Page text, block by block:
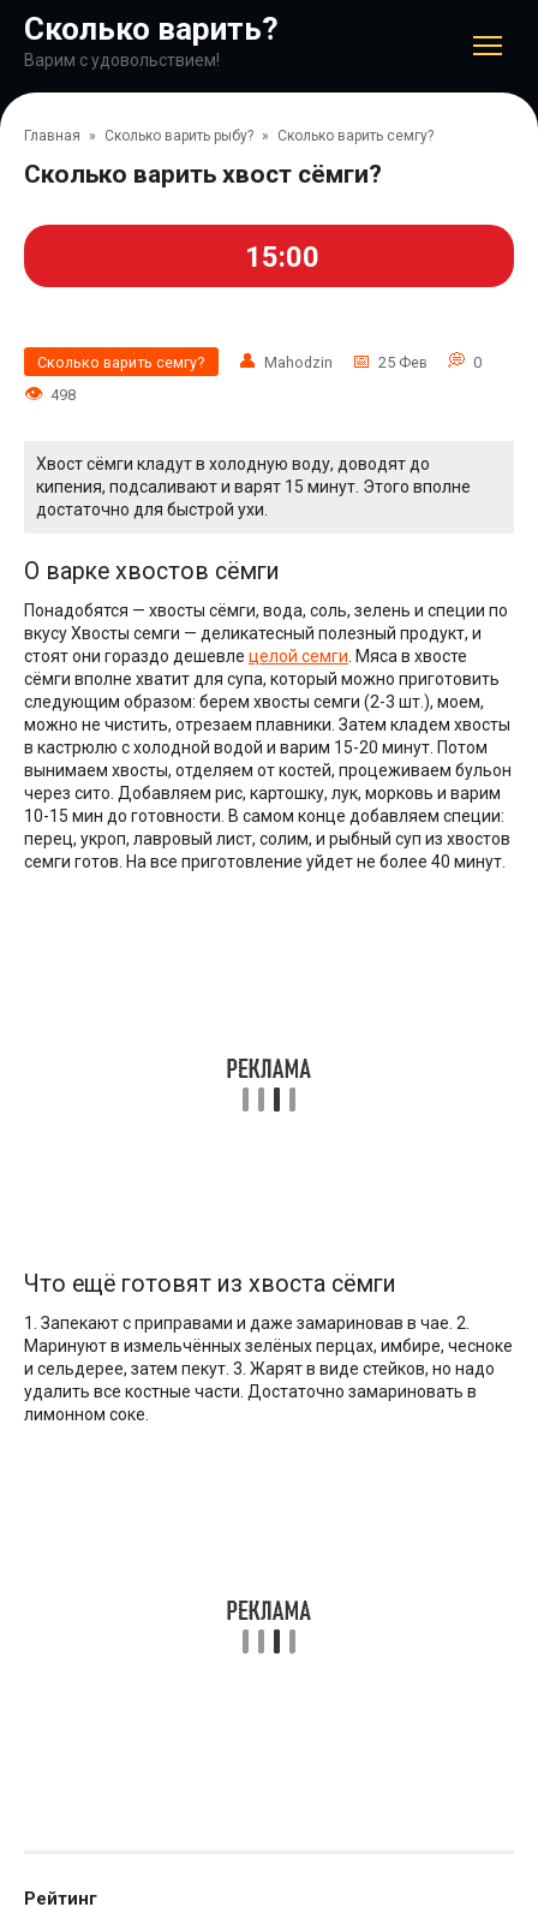
контенту
Сколько варить?
Варим с удовольствием!
Главная » Сколько варить рыбу? » Сколько варить семгу?
Сколько варить хвост сёмги?
15:00
Сколько варить семгу? Mahodzin 25 Фев
0
498
Хвост сёмги кладут в холодную воду, доводят до
кипения, подсаливают и варят 15 минут. Этого вполне
достаточно для быстрой ухи.
О варке хвостов сёмги
Понадобятся — хвосты сёмги, вода, соль, зелень и специи по
вкусу Хвосты семги — деликатесный полезный продукт, и
стоят они гораздо дешевле целой семги . Мяса в хвосте
сёмги вполне хватит для супа, который можно приготовить
следующим образом: берем хвосты семги (2-3 шт.), моем,
можно не чистить, отрезаем плавники. Затем кладем хвосты
в кастрюлю с холодной водой и варим 15-20 минут. Потом
вынимаем хвосты, отделяем от костей, процеживаем бульон
через сито. Добавляем рис, картошку, лук, морковь и варим
10-15 мин до готовности. В самом конце добавляем специи:
перец, укроп, лавровый лист, солим, и рыбный суп из хвостов
семги готов. На все приготовление уйдет не более 40 минут.
Что ещё готовят из хвоста сёмги
1. Запекают с приправами и даже замариновав в чае. 2.
Маринуют в измельчённых зелёных перцах, имбире, чесноке
и сельдерее, затем пекут. 3. Жарят в виде стейков, но надо
удалить все костные части. Достаточно замариновать в
лимонном соке.
Рейтинг